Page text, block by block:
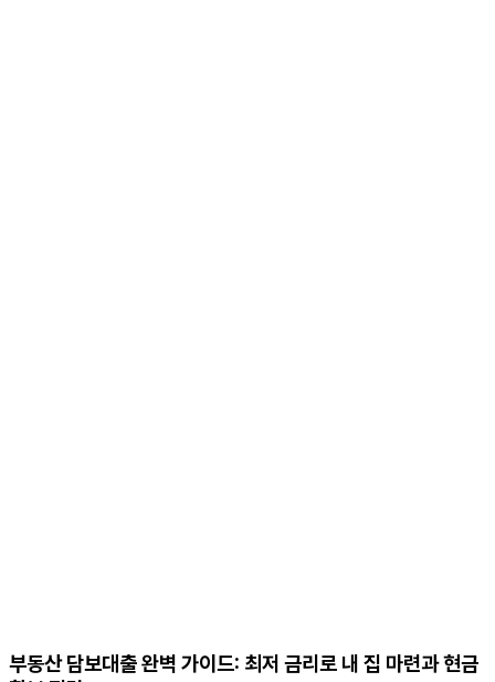
부동산 담보대출 완벽 가이드: 최저 금리로 내 집 마련과 현금